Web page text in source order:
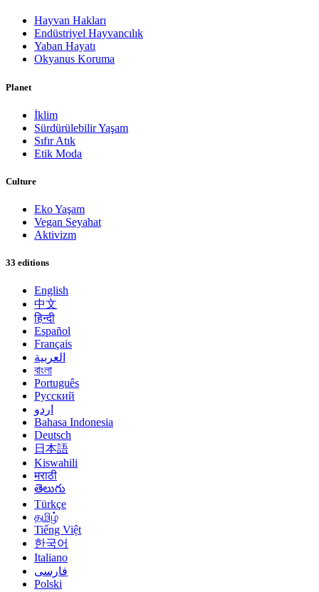
Hayvan Hakları
Endüstriyel Hayvancılık
Yaban Hayatı
Okyanus Koruma
Planet
İklim
Sürdürülebilir Yaşam
Sıfır Atık
Etik Moda
Culture
Eko Yaşam
Vegan Seyahat
Aktivizm
33 editions
English
中文
हिन्दी
Español
Français
العربية
বাংলা
Português
Русский
اردو
Bahasa Indonesia
Deutsch
日本語
Kiswahili
मराठी
తెలుగు
Türkçe
தமிழ்
Tiếng Việt
한국어
Italiano
فارسی
Polski